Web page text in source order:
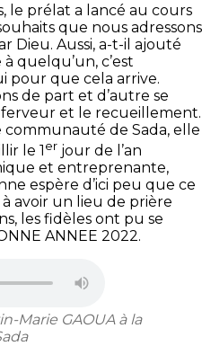
le prélat a lancé au cours
que nous adressons
Dieu. Aussi, a-t-il ajouté
quelqu’un, c’est
pour que cela arrive.
de part et d’autre se
et le recueillement.
de Sada, elle
le 1er jour de l’an
et entreprenante,
espère d’ici peu que ce
avoir un lieu de prière
les fidèles ont pu se
ANNEE 2022.
Marie GAOUA à la